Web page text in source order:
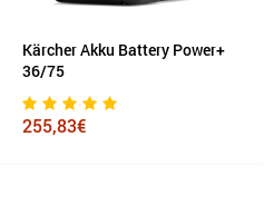
Kärcher Akku Battery Power+
36/75
255,83€